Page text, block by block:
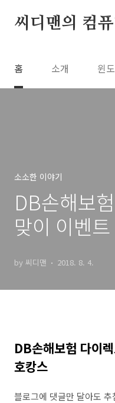
씨디맨의 컴퓨
홈 소개 윈
소소한 이야기
DB손해보
맞이 이벤
by 씨디맨 2018. 8. 4.
DB손해보험 다이
호캉스
블로그에 댓글만 달아도